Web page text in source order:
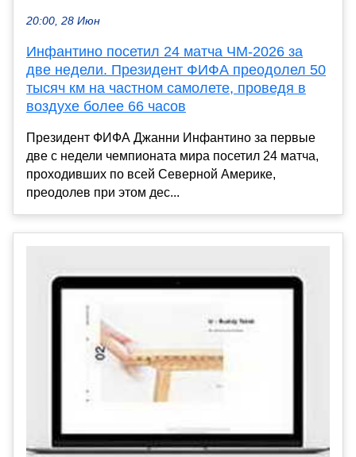
20:00, 28 Июн
Инфантино посетил 24 матча ЧМ-2026 за
две недели. Президент ФИФА преодолел 50
тысяч км на частном самолете, проведя в
воздухе более 66 часов
Президент ФИФА Джанни Инфантино за первые
две с недели чемпионата мира посетил 24 матча,
проходивших по всей Северной Америке,
преодолев при этом дес...